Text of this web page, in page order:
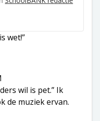
wet!”
wil is pet.” Ik
de muziek ervan.